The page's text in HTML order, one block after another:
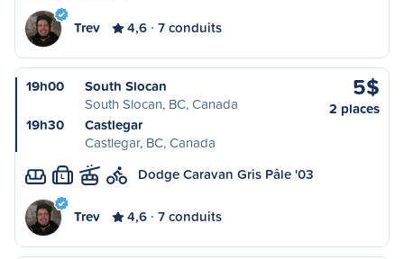
Trev 4,6 7 conduits
19h00
South Slocan
South Slocan, BC, Canada
19h30
Castlegar
Castlegar, BC, Canada
5$
2 places
L Dodge Caravan Gris Pâle '03
Trev 4,6 7 conduits